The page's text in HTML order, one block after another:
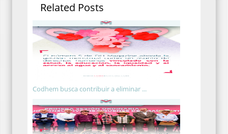
Related Posts
Codhem busca contribuir a eliminar ...